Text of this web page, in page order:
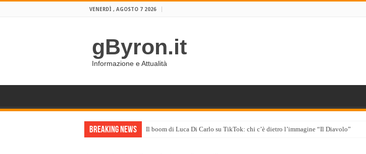
VENERDÌ , AGOSTO 7 2026
gByron.it
Informazione e Attualità
Breaking News Il boom di Luca Di Carlo su TikTok: chi c’è dietro l’immagine “Il Diavolo”